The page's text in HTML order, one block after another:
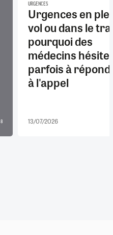
8
URGENCES
Urgences en
vol ou dans le
pourquoi des
médecins
parfois à
à l'appel
13/07/2026